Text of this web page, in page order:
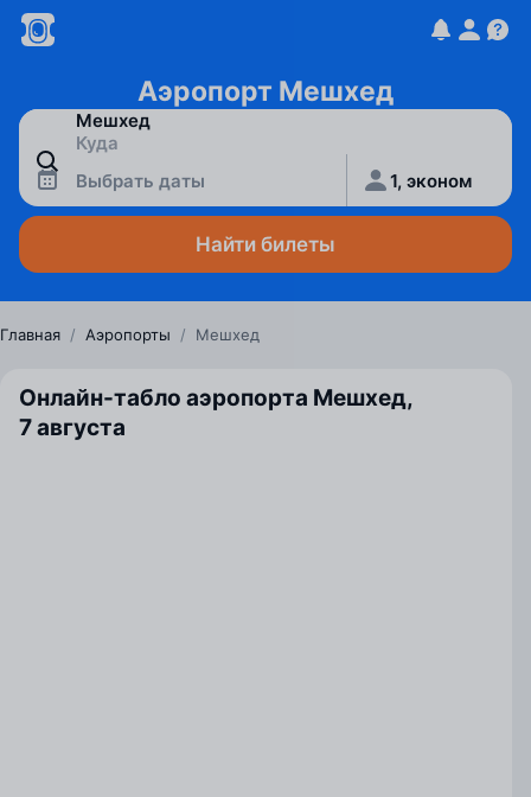
Аэропорт Мешхед
Выбрать даты 1, эконом
Найти билеты
Главная / Аэропорты / Мешхед
Онлайн-табло аэропорта Мешхед,
7 августа